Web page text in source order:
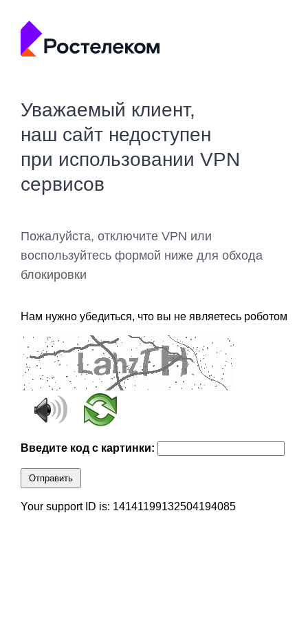
Уважаемый клиент,
наш сайт недоступен
при использовании VPN
сервисов
Пожалуйста, отключите VPN или
воспользуйтесь формой ниже для обхода
блокировки
Нам нужно убедиться, что вы не являетесь роботом
Введите код с картинки:
Отправить
Your support ID is: 14141199132504194085